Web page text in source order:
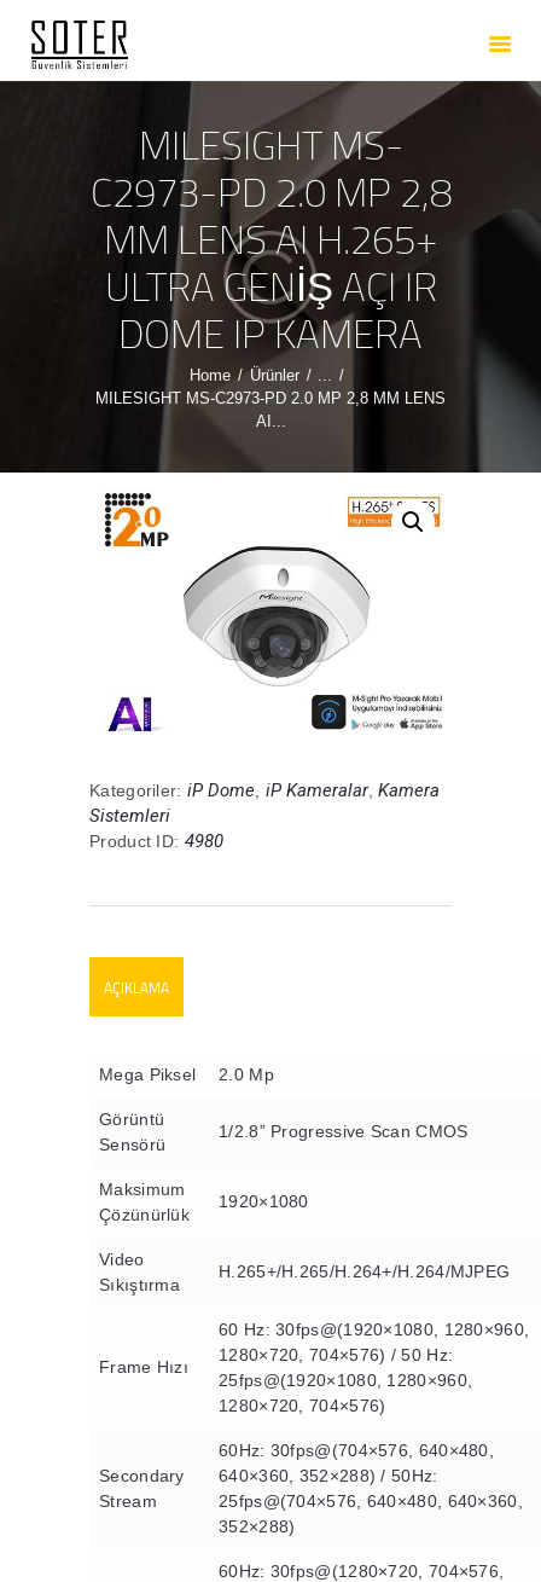
MILESIGHT MS-
C2973-PD 2.0 MP 2,8
MM LENS AI H.265+
ULTRA GENİŞ AÇI IR
DOME IP KAMERA
Home Ürünler
...
MILESIGHT MS-C2973-PD 2.0 MP 2,8 MM LENS
AI...
ANASAYFA
HAKKIMIZDA
HIZMETLERIMIZ
ÜRÜNLERIMIZ
REFERANSLARIMIZ
İLETIŞIM
Kategoriler: iP Dome iP Kameralar,Kamera
Sistemleri
Product ID: 4980
AÇIKLAMA
Mega Piksel 2.0 Mp
Görüntü
Sensörü
1/2.8” Progressive Scan CMOS
Maksimum
Çözünürlük
1920×1080
Video
Sıkıştırma
H.265+/H.265/H.264+/H.264/MJPEG
Frame Hızı
60 Hz: 30fps@(1920×1080, 1280×960,
1280×720, 704×576) / 50 Hz:
25fps@(1920×1080, 1280×960,
1280×720, 704×576)
Secondary
Stream
60Hz: 30fps@(704×576, 640×480,
640×360, 352×288) / 50Hz:
25fps@(704×576, 640×480, 640×360,
352×288)
60Hz: 30fps@(1280×720, 704×576,